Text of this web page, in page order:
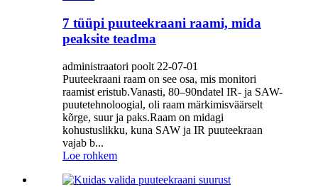
7 tüüpi puuteekraani raami, mida
peaksite teadma
administraatori poolt 22-07-01
Puuteekraani raam on see osa, mis monitori
raamist eristub.Vanasti, 80–90ndatel IR- ja SAW-
puutetehnoloogial, oli raam märkimisväärselt
kõrge, suur ja paks.Raam on midagi
kohustuslikku, kuna SAW ja IR puuteekraan
vajab b...
Loe rohkem